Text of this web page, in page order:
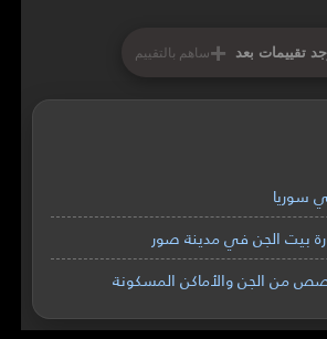
تقييمات بعد +ساهم بالتقييم
سوريا
بيت الجن في مدينة صور
من الجن والأماكن المسكونة